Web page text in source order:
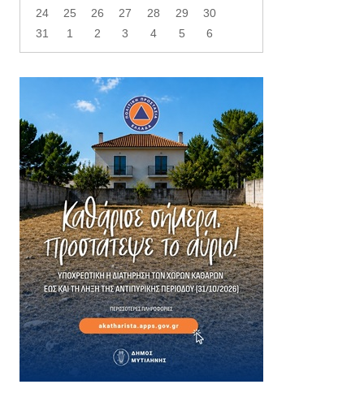
24
25 26 27 28 29
30
31
1 2 3 4 5 6